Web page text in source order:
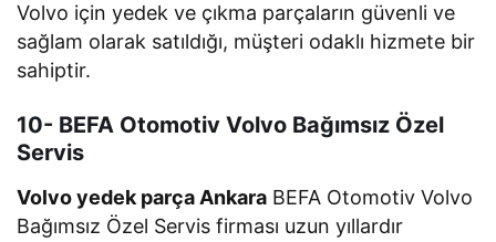
Volvo için yedek ve çıkma parçaların güvenli ve
sağlam olarak satıldığı, müşteri odaklı hizmete bir
sahiptir.
10- BEFA Otomotiv Volvo Bağımsız Özel
Servis
Volvo yedek parça Ankara BEFA Otomotiv Volvo
Bağımsız Özel Servis firması uzun yıllardır